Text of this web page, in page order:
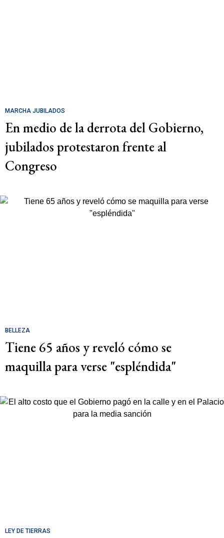
MARCHA JUBILADOS
En medio de la derrota del Gobierno,
jubilados protestaron frente al
Congreso
BELLEZA
Tiene 65 años y reveló cómo se
maquilla para verse "espléndida"
LEY DE TIERRAS